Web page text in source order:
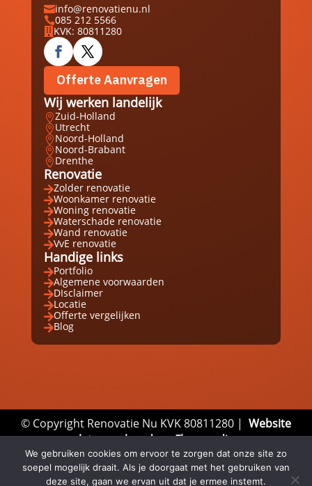
info@renovatienu.nl
085 212 5566
 KVK: 80811280
Offerte Aanvragen
Wij werken landelijk
Zuid-Holland
Utrecht
Noord-Holland
Noord-Brabant
Drenthe
Renovatie
Zolder renovatie
Woonkamer renovatie
Woning renovatie
Waterschade renovatie
Wand renovatie
VvE renovatie
Handige links
Portfolio
Algemene voorwaarden
DIsclaimer
Locatie
Offerte vergelijken
Blog
© Copyright Renovatie Nu KVK 80811280 | Website
laten maken door Flexamedia
Privacyverklaring|Disclaimer| Algemene
Voorwaarden
We gebruiken cookies om ervoor te zorgen dat onze site zo
soepel mogelijk draait. Als je doorgaat met het gebruiken van
deze site, gaan we ervan uit dat je ermee instemt.